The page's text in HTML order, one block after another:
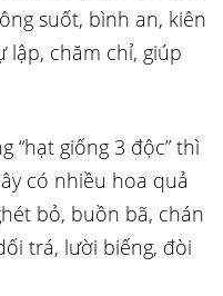
suốt, bình an, kiên
lập, chăm chỉ, giúp
“hạt giống 3 độc” thì
có nhiều hoa quả
bỏ, buồn bã, chán
trá, lười biếng, đòi